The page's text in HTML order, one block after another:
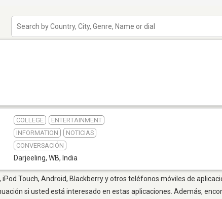
COLLEGE
ENTERTAINMENT
INFORMATION
NOTICIAS
CONVERSACIÓN
Darjeeling, WB, India
Touch, Android, Blackberry y otros teléfonos móviles de
si usted está interesado en estas aplicaciones. Además,